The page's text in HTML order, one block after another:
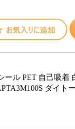
ール PET 自己吸着
ダイト